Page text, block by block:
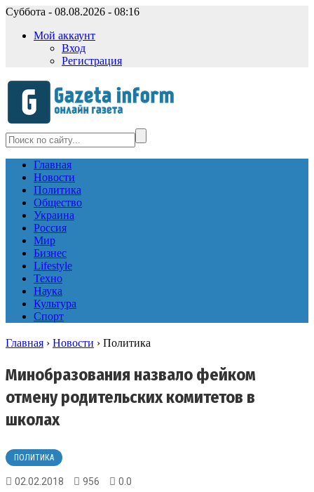
Суббота - 08.08.2026 - 08:16
Мой аккаунт
Вход
Регистрация
Главная
Новости
Политика
Общество
Украина
Россия
Мир
Бизнес
Lifestyle
Техно
Наука
Культура
Спорт
Главная › Новости › Политика
Минобразования назвало фейком
отмену родительских комитетов в
школах
ПОЛИТИКА
02.02.2018 956 0.0